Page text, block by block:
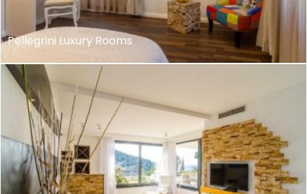
Pellegrini Luxury Rooms